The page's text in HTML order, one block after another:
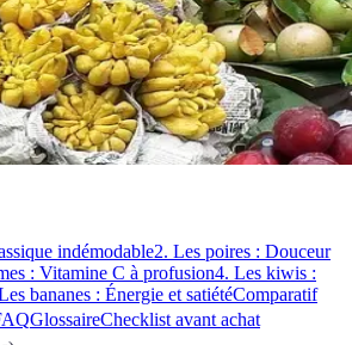
indémodable2. Les poires : Douceur
: Vitamine C à profusion4. Les kiwis :
bananes : Énergie et satiétéComparatif
GlossaireChecklist avant achat